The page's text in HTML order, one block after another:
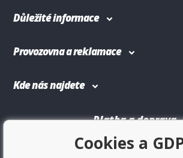
Důležité informace
Provozovna a reklamace
Kde nás najdete
Platba a doprava
Cookies a